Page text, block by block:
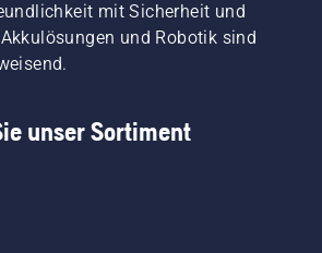
mit Sicherheit und
und Robotik sind
unser Sortiment